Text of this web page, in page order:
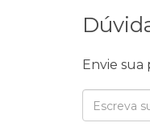
Envie